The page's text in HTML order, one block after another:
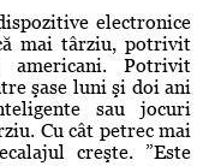
electronice
mai târziu, potrivit
Potrivit
şase luni şi doi ani
sau jocuri
Cu cât petrec mai
creşte. ”Este